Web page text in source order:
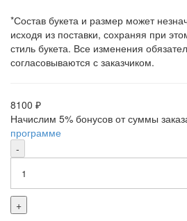
*Состав букета и размер может
исходя из поставки, сохраняя при
стиль букета. Все изменения
согласовываются с заказчиком.
8100 ₽
Начислим 5% бонусов от суммы
программе
-
+